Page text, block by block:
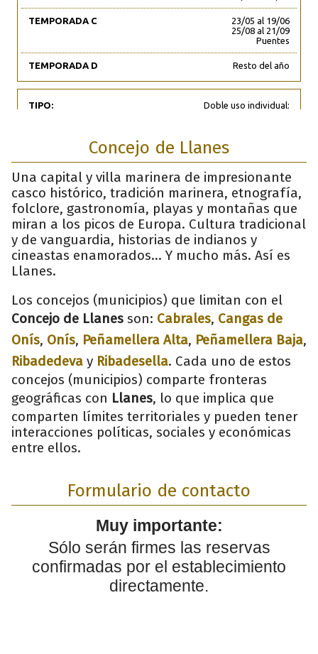
Concejo de Llanes
Una capital y villa marinera de impresionante
casco histórico, tradición marinera, etnografía,
folclore, gastronomía, playas y montañas que
miran a los picos de Europa. Cultura tradicional
y de vanguardia, historias de indianos y
cineastas enamorados... Y mucho más. Así es
Llanes.
Los concejos (municipios) que limitan con el
Concejo de Llanes son: Cabrales, Cangas de
Onís, Onís, Peñamellera Alta, Peñamellera Baja,
Ribadedeva y Ribadesella. Cada uno de estos
concejos (municipios) comparte fronteras
geográficas con Llanes, lo que implica que
comparten límites territoriales y pueden tener
interacciones políticas, sociales y económicas
entre ellos.
Formulario de contacto
Muy importante:
Sólo serán firmes las reservas
confirmadas por el establecimiento
directamente.